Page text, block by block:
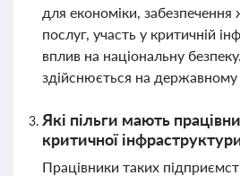
для економіки,
послуг, участь у критичній
вплив на національну
здійснюється на державному
Які пільги мають
критичної
Працівники таких